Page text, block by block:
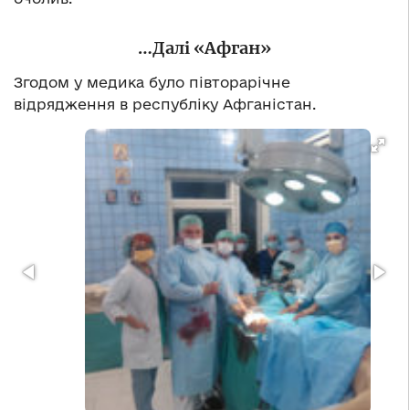
…Далі «Афган»
Згодом у медика було півторарічне
відрядження в республіку Афганістан.